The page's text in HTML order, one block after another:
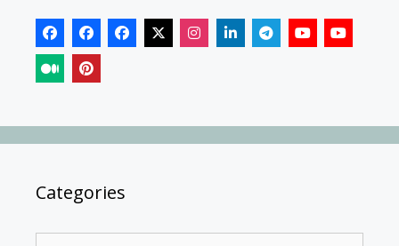
Categories